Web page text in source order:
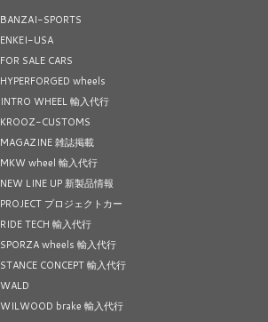
BANZAI-SPORTS
ENKEI-USA
FOR SALE CARS
HYPERFORGED wheels
INTRO WHEEL 輸入代行
KROOZ-CUSTOMS
MAGAZINE 雑誌掲載
MKW wheel 輸入代行
NEW LINE UP 新製品情報
PROJECT プロジェクトカー
RIDE TECH 輸入代行
SPORZA wheels 輸入代行
STANCE CONCEPT 輸入代行
WALD
WILWOOD brake 輸入代行